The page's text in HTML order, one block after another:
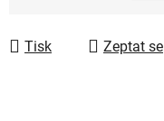
Tisk Zeptat se